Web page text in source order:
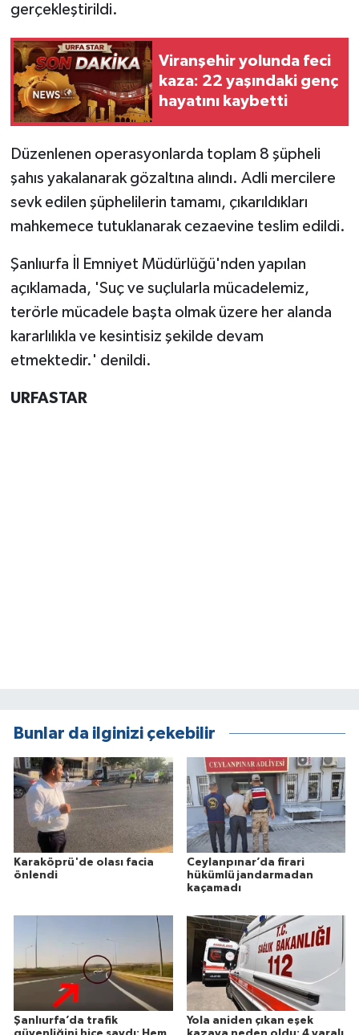
gerçekleştirildi.
Viranşehir yolunda feci
kaza: 22 yaşındaki genç
hayatını kaybetti
Düzenlenen operasyonlarda toplam 8 şüpheli
şahıs yakalanarak gözaltına alındı. Adli mercilere
sevk edilen şüphelilerin tamamı, çıkarıldıkları
mahkemece tutuklanarak cezaevine teslim edildi.
Şanlıurfa İl Emniyet Müdürlüğü'nden yapılan
açıklamada, 'Suç ve suçlularla mücadelemiz,
terörle mücadele başta olmak üzere her alanda
kararlılıkla ve kesintisiz şekilde devam
etmektedir.' denildi.
URFASTAR
Bunlar da ilginizi çekebilir
Karaköprü'de olası facia
önlendi
Ceylanpınar’da firari
hükümlü jandarmadan
kaçamadı
Şanlıurfa’da trafik
Yola aniden çıkan eşek